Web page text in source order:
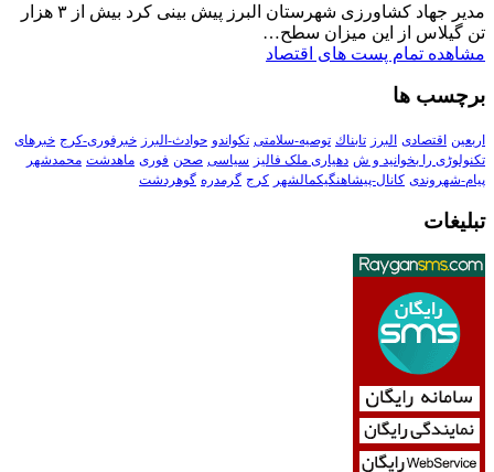
مدیر جهاد کشاورزی شهرستان البرز پیش بینی کرد بیش از ۳ هزار
تن گیلاس از این میزان سطح…
مشاهده تمام پست های اقتصاد
برچسب ها
اربعین اقتصادی البرز تابناك توصیه-سلامتی تکواندو حوادث-البرز خبرفوری-کرج خبرهای
تکنولوڑی را بخوانید و ش دهیاری ملک فالیز سیاسی صحن فوری ماهدشت محمدشهر
پیام-شهروندی کانال-پیشاهنگیکمالشهر کرج گرمدره گوهردشت
تبلیغات